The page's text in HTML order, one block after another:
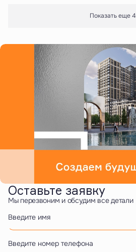
Показать еще 4
Оставьте заявку
Мы перезвоним и обсудим все детали
Введите имя
Введите номер телефона